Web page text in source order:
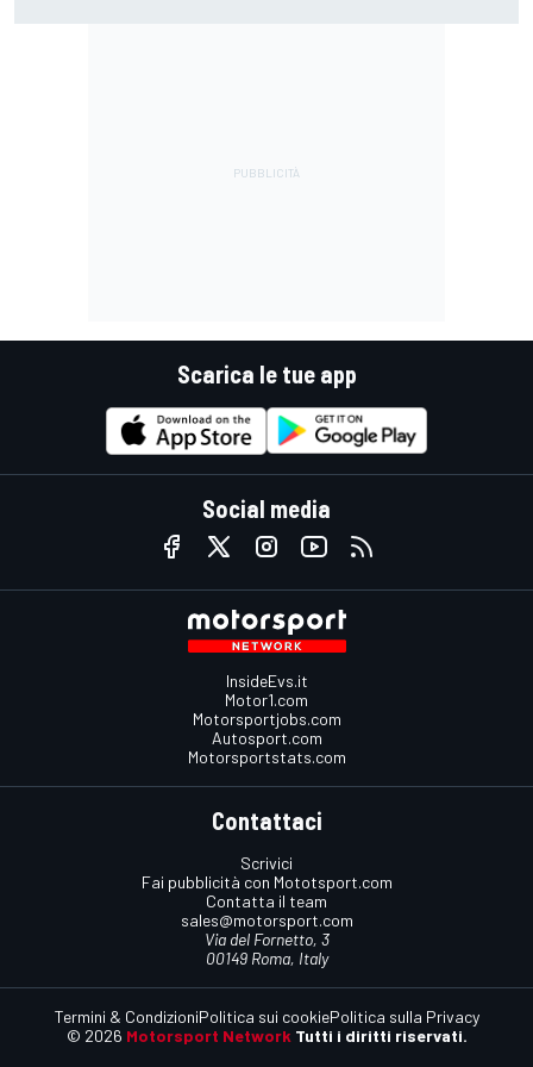
Scarica le tue app
Social media
InsideEvs.it
Motor1.com
Motorsportjobs.com
Autosport.com
Motorsportstats.com
Contattaci
Scrivici
Fai pubblicità con Mototsport.com
Contatta il team
sales@motorsport.com
Via del Fornetto, 3
00149 Roma, Italy
© 2026 Motorsport Network Tutti i diritti riservati.
Termini & CondizioniPolitica sui cookiePolitica sulla Privacy